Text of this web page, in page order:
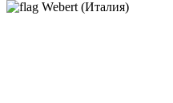
Webert (Италия)